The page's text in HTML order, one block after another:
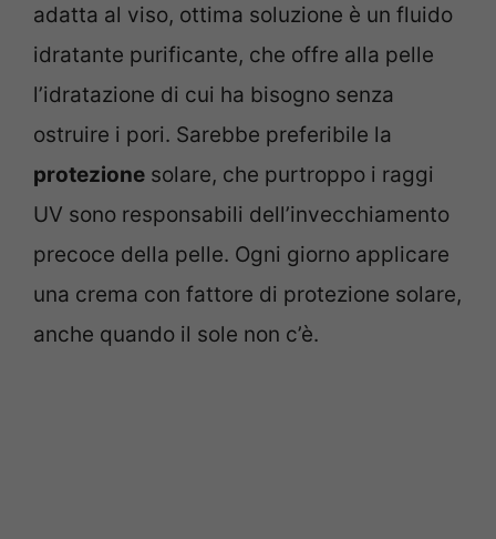
adatta al viso, ottima soluzione è un fluido
idratante purificante, che offre alla pelle
l’idratazione di cui ha bisogno senza
ostruire i pori. Sarebbe preferibile la
protezione solare, che purtroppo i raggi
UV sono responsabili dell’invecchiamento
precoce della pelle. Ogni giorno applicare
una crema con fattore di protezione solare,
anche quando il sole non c’è.